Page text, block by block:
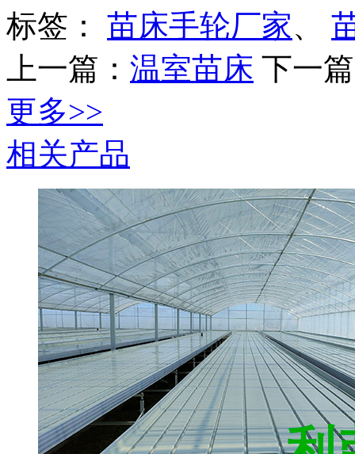
标签： 苗床手轮厂家、
上一篇： 温室苗床 下一
更多>>
相关产品